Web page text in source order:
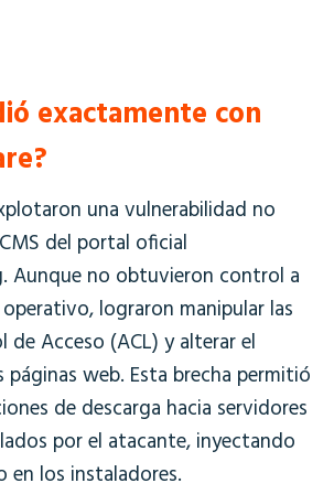
exactamente con
una vulnerabilidad no
del portal oficial
Aunque no obtuvieron control a
lograron manipular las
de Acceso (ACL) y alterar el
web. Esta brecha permitió
de descarga hacia servidores
por el atacante, inyectando
en los instaladores.